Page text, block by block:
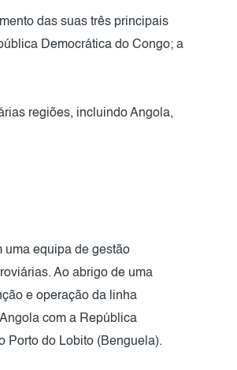
das suas três principais
Democrática do Congo; a
regiões, incluindo Angola,
uma equipa de gestão
Ao abrigo de uma
e operação da linha
com a República
Porto do Lobito (Benguela).